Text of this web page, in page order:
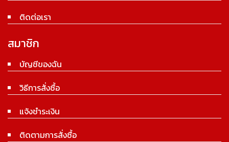
ติดต่อเรา
สมาชิก
บัญชีของฉัน
วิธีการสั่งซื้อ
แจ้งชำระเงิน
ติดตามการสั่งซื้อ